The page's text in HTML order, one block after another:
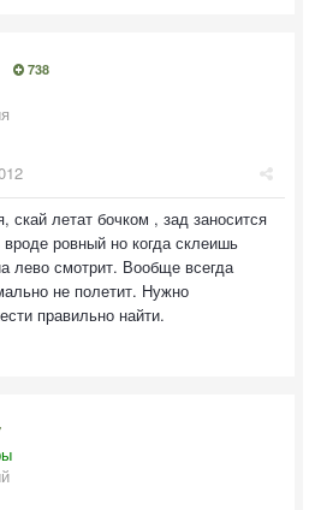
738
скай летат бочком , зад заносится
ровный но когда склеишь
лево смотрит. Вообще всегда
не полетит. Нужно
правильно найти.